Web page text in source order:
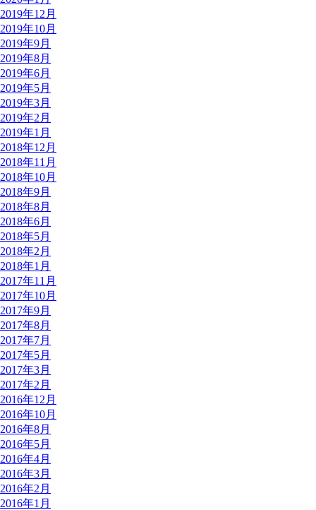
2019年12月
2019年10月
2019年9月
2019年8月
2019年6月
2019年5月
2019年3月
2019年2月
2019年1月
2018年12月
2018年11月
2018年10月
2018年9月
2018年8月
2018年6月
2018年5月
2018年2月
2018年1月
2017年11月
2017年10月
2017年9月
2017年8月
2017年7月
2017年5月
2017年3月
2017年2月
2016年12月
2016年10月
2016年8月
2016年5月
2016年4月
2016年3月
2016年2月
2016年1月